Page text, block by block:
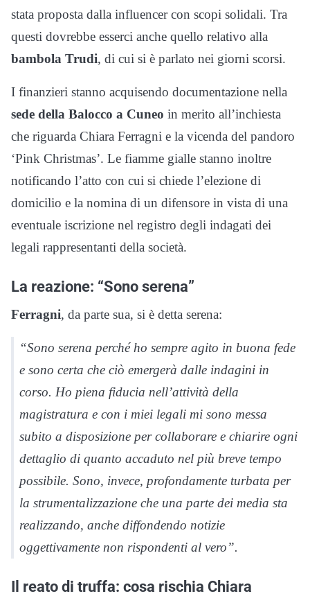
stata proposta dalla influencer con scopi solidali. Tra
questi dovrebbe esserci anche quello relativo alla
bambola Trudi, di cui si è parlato nei giorni scorsi.
I finanzieri stanno acquisendo documentazione nella
sede della Balocco a Cuneo in merito all’inchiesta
che riguarda Chiara Ferragni e la vicenda del pandoro
‘Pink Christmas’. Le fiamme gialle stanno inoltre
notificando l’atto con cui si chiede l’elezione di
domicilio e la nomina di un difensore in vista di una
eventuale iscrizione nel registro degli indagati dei
legali rappresentanti della società.
La reazione: “Sono serena”
Ferragni, da parte sua, si è detta serena:
“Sono serena perché ho sempre agito in buona fede
e sono certa che ciò emergerà dalle indagini in
corso. Ho piena fiducia nell’attività della
magistratura e con i miei legali mi sono messa
subito a disposizione per collaborare e chiarire ogni
dettaglio di quanto accaduto nel più breve tempo
possibile. Sono, invece, profondamente turbata per
la strumentalizzazione che una parte dei media sta
realizzando, anche diffondendo notizie
oggettivamente non rispondenti al vero”.
Il reato di truffa: cosa rischia Chiara